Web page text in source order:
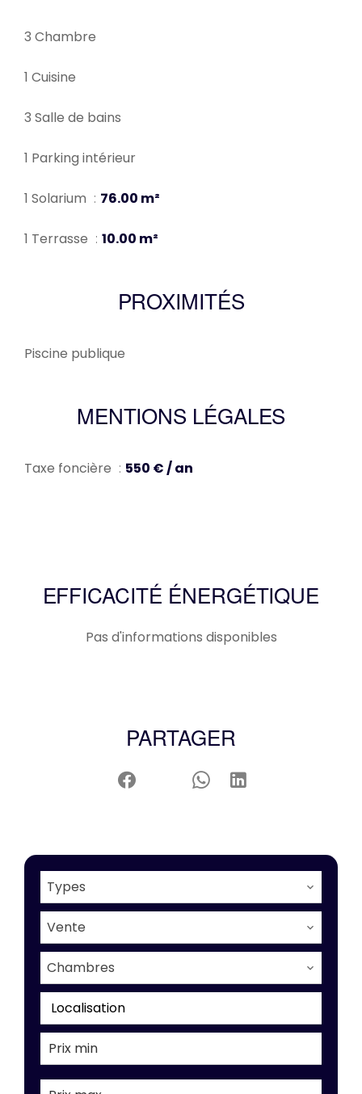
3 Chambre
1 Cuisine
3 Salle de bains
1 Parking intérieur
1 Solarium 76.00 m²
1 Terrasse 10.00 m²
PROXIMITÉS
Piscine publique
MENTIONS LÉGALES
Taxe foncière 550 € / an
EFFICACITÉ ÉNERGÉTIQUE
Pas d'informations disponibles
PARTAGER
Types
Vente
Chambres
Localisation